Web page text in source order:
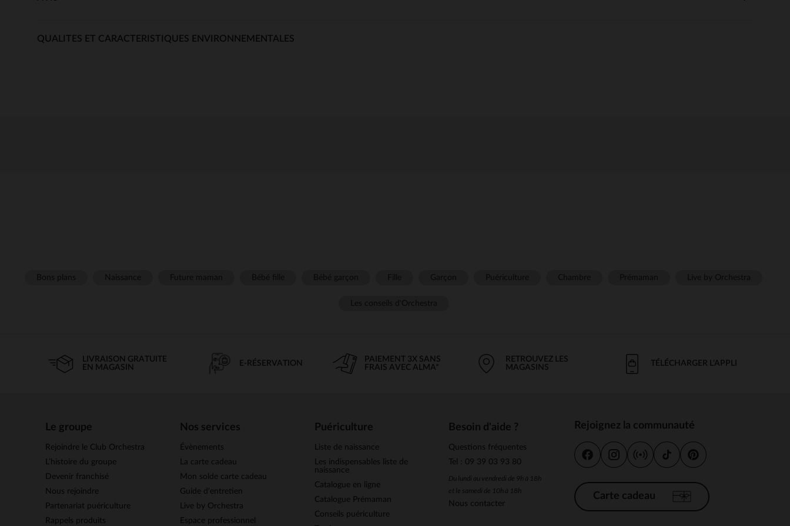
QUALITES ET CARACTERISTIQUES ENVIRONNEMENTALES
LIVRAISON GRATUITE
EN MAGASIN
E-RÉSERVATION
PAIEMENT 3X SANS
FRAIS AVEC ALMA*
RETROUVEZ LES
MAGASINS
TÉLÉCHARGER L'APPLI
Le groupe
Rejoindre le Club Orchestra
L’histoire du groupe
Devenir franchisé
Nous rejoindre
Partenariat puériculture
Rappels produits
Nos services
Évènements
La carte cadeau
Mon solde carte cadeau
Guide d'entretien
Live by Orchestra
Espace professionnel
Puériculture
Liste de naissance
Les indispensables liste de
naissance
Catalogue en ligne
Catalogue Prémaman
Conseils puériculture
Besoin d'aide ?
Questions fréquentes
Tel : 09 39 03 93 80
Du lundi au vendredi de 9h à 18h
et le samedi de 10h à 18h
Nous contacter
Rejoignez la communauté
Carte cadeau